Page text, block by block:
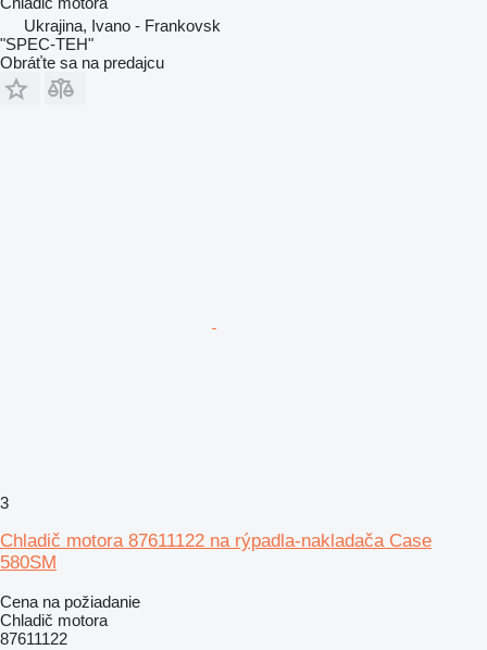
Ukrajina, Ivano - Frankovsk
"SPEC-TEH"
Obráťte sa na predajcu
3
Chladič motora 87611122 na rýpadla-nakladača Case
580SM
Cena na požiadanie
Chladič motora
87611122